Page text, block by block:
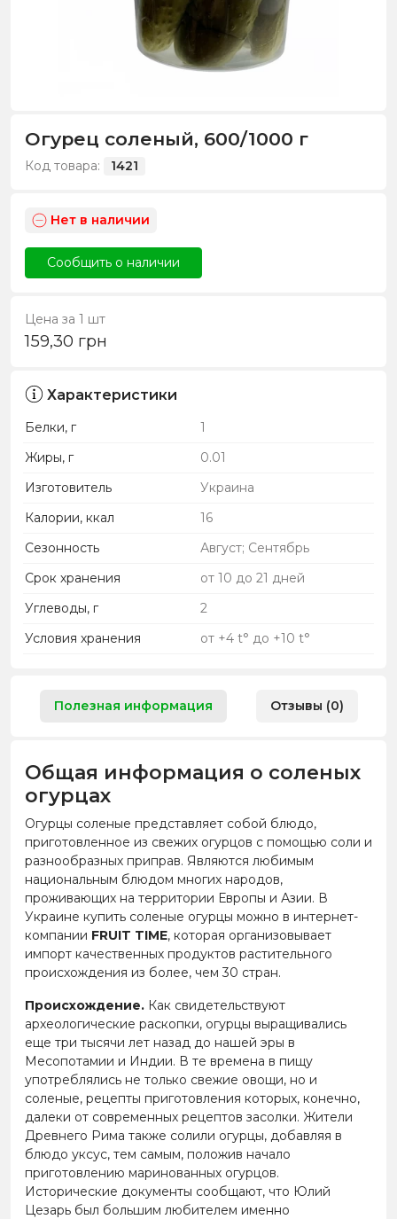
Огурец соленый, 600/1000 г
Код товара: 1421
Нет в наличии
Сообщить о наличии
Цена за 1 шт
159,30 грн
Характеристики
Белки, г
1
Жиры, г
0.01
Изготовитель
Украина
Калории, ккал
16
Сезонность
Август; Сентябрь
Срок хранения
от 10 до 21 дней
Углеводы, г
2
Условия хранения
от +4 t° до +10 t°
Полезная информация Отзывы (0)
Общая информация о соленых
огурцах
Огурцы соленые представляет собой блюдо,
приготовленное из свежих огурцов с помощью соли и
разнообразных приправ. Являются любимым
национальным блюдом многих народов,
проживающих на территории Европы и Азии. В
Украине купить соленые огурцы можно в интернет-
компании FRUIT TIME, которая организовывает
импорт качественных продуктов растительного
происхождения из более, чем 30 стран.
Происхождение. Как свидетельствуют
археологические раскопки, огурцы выращивались
еще три тысячи лет назад до нашей эры в
Месопотамии и Индии. В те времена в пищу
употреблялись не только свежие овощи, но и
соленые, рецепты приготовления которых, конечно,
далеки от современных рецептов засолки. Жители
Древнего Рима также солили огурцы, добавляя в
блюдо уксус, тем самым, положив начало
приготовлению маринованных огурцов.
Исторические документы сообщают, что Юлий
Цезарь был большим любителем именно